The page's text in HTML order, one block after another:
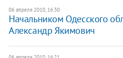
06 апреля 2010, 16:30
Начальником Одесского
Александр Якимович